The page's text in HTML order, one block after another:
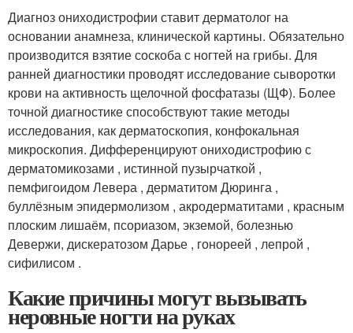
Диагноз ониходистрофии ставит дерматолог на
основании анамнеза, клинической картины. Обязательно
производится взятие соскоба с ногтей на грибы. Для
ранней диагностики проводят исследование сыворотки
крови на активность щелочной фосфатазы (ЩФ). Более
точной диагностике способствуют такие методы
исследования, как дерматоскопия, конфокальная
микроскопия. Дифференцируют ониходистрофию с
дерматомикозами , истинной пузырчаткой ,
пемфигоидом Левера , дерматитом Дюринга ,
буллёзным эпидермолизом , акродерматитами , красным
плоским лишаём, псориазом, экземой, болезнью
Девержи, дискератозом Дарье , гонореей , лепрой ,
сифилисом .
Какие причины могут вызывать
неровные ногти на руках